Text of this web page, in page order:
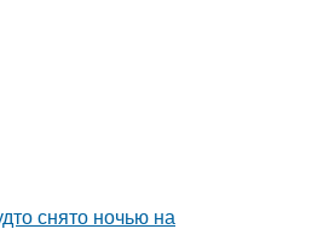
снято ночью на